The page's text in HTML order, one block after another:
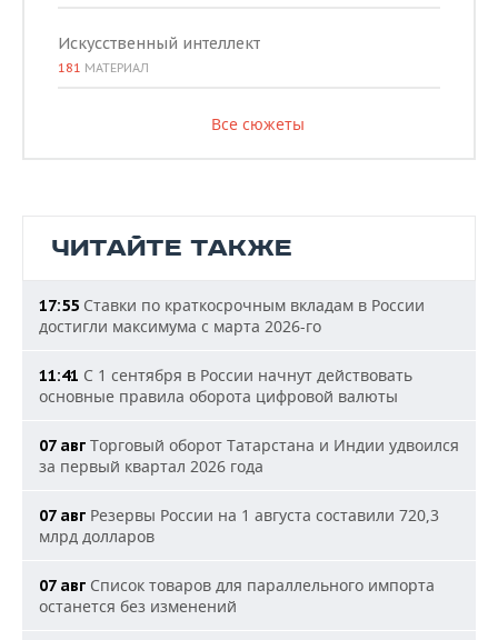
Искусственный интеллект
181 МАТЕРИАЛ
Все сюжеты
ЧИТАЙТЕ ТАКЖЕ
17:55 Ставки по краткосрочным вкладам в России
достигли максимума с марта 2026-го
11:41 С 1 сентября в России начнут действовать
основные правила оборота цифровой валюты
07 авг Торговый оборот Татарстана и Индии удвоился
за первый квартал 2026 года
07 авг Резервы России на 1 августа составили 720,3
млрд долларов
07 авг Список товаров для параллельного импорта
останется без изменений